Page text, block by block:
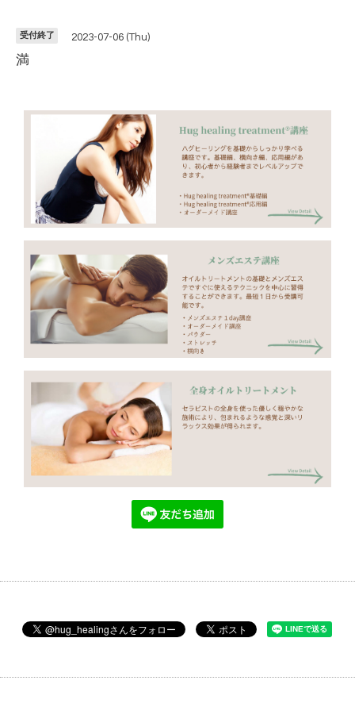
受付終了 2023-07-06 (Thu)
満